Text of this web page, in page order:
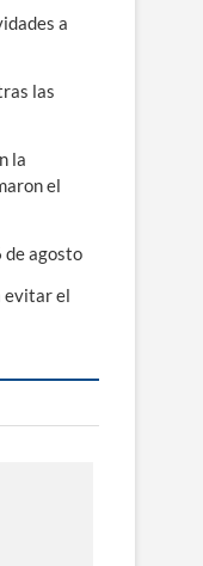
a
las
la
el
de agosto
evitar el